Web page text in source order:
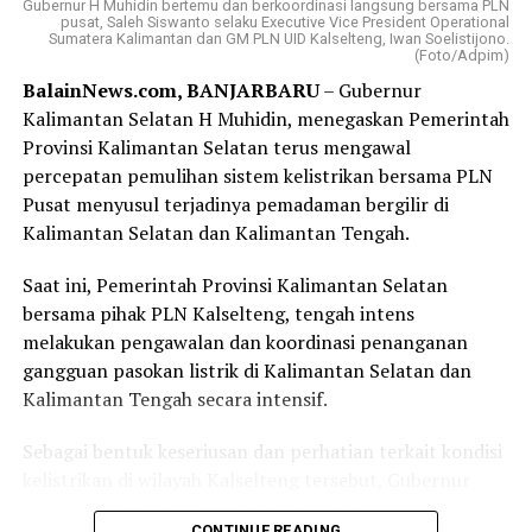
menyukseskan program tukar sampah dengan sembako.
Menurut Gubernur H. Muhidin, gerakan tersebut harus
dibarengi dengan budaya menjaga kebersihan, dimulai
dari lingkungan masing masing.
“Program tukar sampah dengan sembako harus menjadi
budaya. Kebersihan harus dimulai dari lingkungan
masing-masing.”
Lebih lanjut, Gubernur H. Muhidin juga mendorong
rehabilitasi hutan melalui penanaman tanaman
produktif yang dapat memberikan manfaat ekonomi
bagi masyarakat sekitar.
tanaman produktif seperti durian, manggis, rambutan,
Gubernur H Muhidin bertemu dan berkoordinasi langsung bersama PLN
pusat, Saleh Siswanto selaku Executive Vice President Operational
Sumatera Kalimantan dan GM PLN UID Kalselteng, Iwan Soelistijono.
(Foto/Adpim)
BalainNews.com, BANJARBARU– Gubernur
Kalimantan Selatan H Muhidin, menegaskan Pemerintah
Provinsi Kalimantan Selatan terus mengawal
percepatan pemulihan sistem kelistrikan bersama PLN
Pusat menyusul terjadinya pemadaman bergilir di
Kalimantan Selatan dan Kalimantan Tengah.
Saat ini, Pemerintah Provinsi Kalimantan Selatan
bersama pihak PLN Kalselteng, tengah intens
melakukan pengawalan dan koordinasi penanganan
gangguan pasokan listrik di Kalimantan Selatan dan
Kalimantan Tengah secara intensif.
Sebagai bentuk keseriusan dan perhatian terkait kondisi
Kalimantan Selatan, H Muhidin kembali memanggil dan